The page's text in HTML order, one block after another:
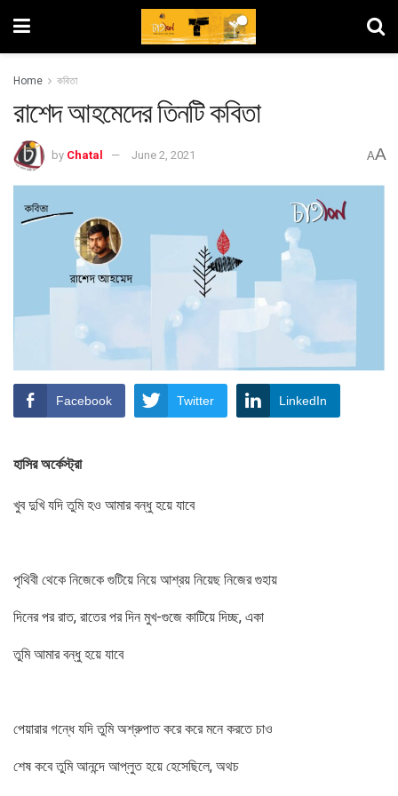
Home কবিতা
রাশেদ আহমেদের তিনটি কবিতা
by Chatal June 2, 2021 AA
Facebook Twitter LinkedIn
হাসির অর্কেস্ট্রা
খুব দুখি যদি তুমি হও আমার বন্ধু হয়ে যাবে
পৃথিবী থেকে নিজেকে গুটিয়ে নিয়ে আশ্রয় নিয়েছ নিজের গুহায়
দিনের পর রাত, রাতের পর দিন মুখ-গুজে কাটিয়ে দিচ্ছ, একা
তুমি আমার বন্ধু হয়ে যাবে
পেয়ারার গন্ধে যদি তুমি অশ্রুপাত করে করে মনে করতে চাও
শেষ কবে তুমি আনন্দে আপ্লুত হয়ে হেসেছিলে, অথচ